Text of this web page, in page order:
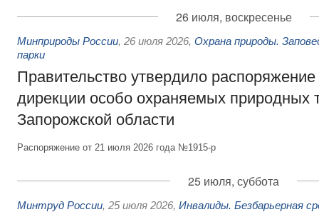
26 июля, воскресенье
Минприроды России, 26 июля 2026, Охрана природы.
парки
Правительство утвердило
дирекции особо охраняемых природных
Запорожской области
Распоряжение от 21 июля 2026 года №1915-р
25 июля, суббота
Минтруд России, 25 июля 2026, Инвалиды. Безбарьерная